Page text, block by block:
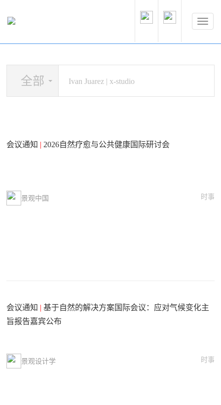
全部
会议通知 | 2026自然疗愈与公共健康国际研讨会
景观中国 时事
会议通知 | 基于自然的解决方案国际会议：应对气候变化主
旨报告嘉宾公布
景观设计学 时事